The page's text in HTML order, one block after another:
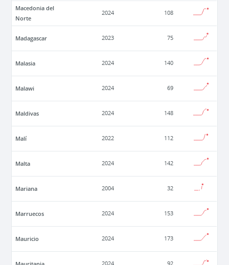
Macedonia del
Norte
2024 108
Madagascar 2023 75
Malasia 2024 140
Malawi 2024 69
Maldivas 2024 148
Malí 2022 112
Malta 2024 142
Mariana 2004 32
Marruecos 2024 153
Mauricio 2024 173